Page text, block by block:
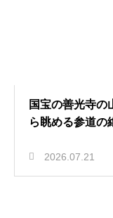
国宝の善光寺の
ら眺める参道の
2026.07.21